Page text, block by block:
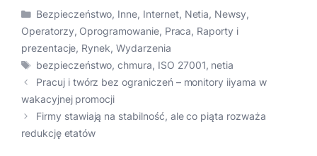
Kategorie
Bezpieczeństwo, Inne, Internet, Netia, Newsy,
Operatorzy, Oprogramowanie, Praca, Raporty i
prezentacje, Rynek,Wydarzenia
Tagi
bezpieczeństwo,chmura, ISO 27001, netia
Pracuj i twórz bez ograniczeń – monitory iiyama w
wakacyjnej promocji
Firmy stawiają na stabilność, ale co piąta rozważa
redukcję etatów